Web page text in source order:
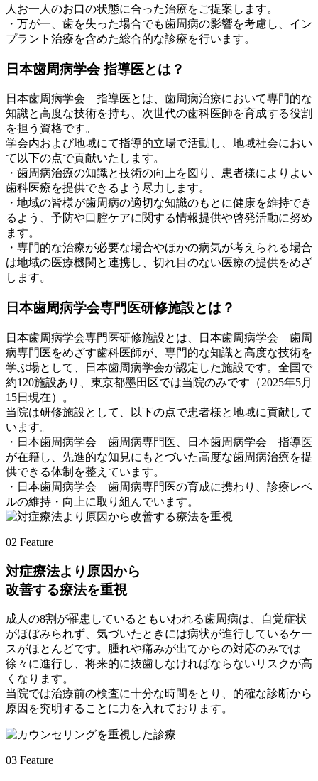
人お一人のお口の状態に合った治療をご提案します。
・万が一、歯を失った場合でも歯周病の影響を考慮し、イン
プラント治療を含めた総合的な診療を行います。
日本歯周病学会 指導医とは？
日本歯周病学会 指導医とは、歯周病治療において専門的な
知識と高度な技術を持ち、次世代の歯科医師を育成する役割
を担う資格です。
学会内および地域にて指導的立場で活動し、地域社会におい
て以下の点で貢献いたします。
・歯周病治療の知識と技術の向上を図り、患者様によりよい
歯科医療を提供できるよう尽力します。
・地域の皆様が歯周病の適切な知識のもとに健康を維持でき
るよう、予防や口腔ケアに関する情報提供や啓発活動に努め
ます。
・専門的な治療が必要な場合やほかの病気が考えられる場合
は地域の医療機関と連携し、切れ目のない医療の提供をめざ
します。
日本歯周病学会専門医研修施設とは？
日本歯周病学会専門医研修施設とは、日本歯周病学会 歯周
病専門医をめざす歯科医師が、専門的な知識と高度な技術を
学ぶ場として、日本歯周病学会が認定した施設です。全国で
約120施設あり、東京都墨田区では当院のみです（2025年5月
15日現在）。
当院は研修施設として、以下の点で患者様と地域に貢献して
います。
・日本歯周病学会 歯周病専門医、日本歯周病学会 指導医
が在籍し、先進的な知見にもとづいた高度な歯周病治療を提
供できる体制を整えています。
・日本歯周病学会 歯周病専門医の育成に携わり、診療レベ
ルの維持・向上に取り組んでいます。
02 Feature
対症療法より原因から
改善する療法を重視
成人の8割が罹患しているともいわれる歯周病は、自覚症状
がほぼみられず、気づいたときには病状が進行しているケー
スがほとんどです。腫れや痛みが出てからの対応のみでは
徐々に進行し、将来的に抜歯しなければならないリスクが高
くなります。
当院では治療前の検査に十分な時間をとり、的確な診断から
原因を究明することに力を入れております。
03 Feature